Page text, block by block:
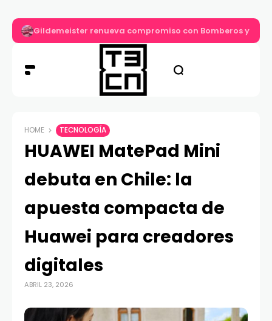
Gildemeister renueva compromiso con Bomberos y
HOME TECNOLOGÍA
HUAWEI MatePad Mini
debuta en Chile: la
apuesta compacta de
Huawei para creadores
digitales
ABRIL 23, 2026